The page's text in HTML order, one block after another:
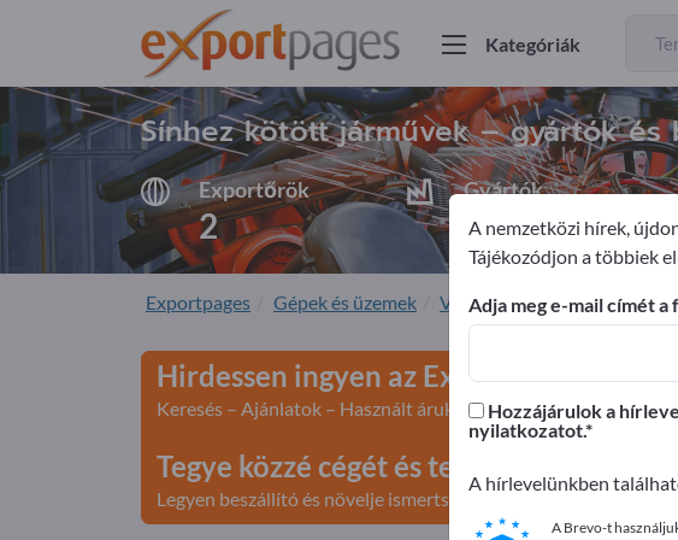
Kategóriák
Sínhez kötött járművek – gyártók és
Exportőrök
2
Gyártók
2
Exportpages Gépek és üzemek Vasúti technológia
Hirdessen ingyen az Exportpages-en!
Keresés – Ajánlatok – Használt áruk – Üzleti kapcsolatok >>
Tegye közzé cégét és termékeit az
Legyen beszállító és növelje ismertségét>> tegye közzé itt
A nemzetközi hírek,
Tájékozódjon a többiek
Adja meg e-mail címét
Hozzájárulok a
nyilatkozatot.
A hírlevelünkben
A Brevo-t